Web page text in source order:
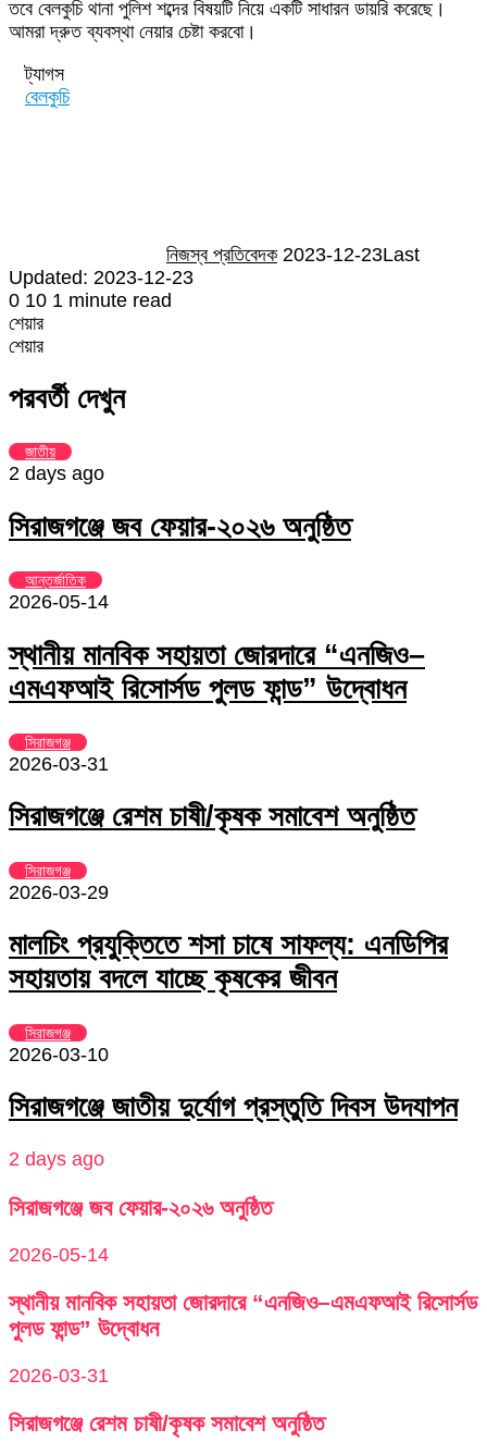
তবে বেলকুচি থানা পুলিশ শব্দের বিষয়টি নিয়ে একটি সাধারন ডায়রি করেছে।
আমরা দ্রুত ব্যবস্থা নেয়ার চেষ্টা করবো।
ট্যাগস
বেলকুচি
নিজস্ব প্রতিবেদক 2023-12-23Last
Updated: 2023-12-23
0 10 1 minute read
শেয়ার
Facebook
Twitter
LinkedIn
Skype
Messenger
Messenger
WhatsApp
Telegram
Share
Email
প্রিন্ট
শেয়ার
via
Email
পরবর্তী দেখুন
জাতীয়
2 days ago
সিরাজগঞ্জে জব ফেয়ার-২০২৬ অনুষ্ঠিত
আন্তর্জাতিক
2026-05-14
স্থানীয় মানবিক সহায়তা জোরদারে “এনজিও–
এমএফআই রিসোর্সড পুলড ফান্ড” উদ্বোধন
সিরাজগঞ্জ
2026-03-31
সিরাজগঞ্জে রেশম চাষী/কৃষক সমাবেশ অনুষ্ঠিত
সিরাজগঞ্জ
2026-03-29
মালচিং প্রযুক্তিতে শসা চাষে সাফল্য: এনডিপির
সহায়তায় বদলে যাচ্ছে কৃষকের জীবন
সিরাজগঞ্জ
2026-03-10
সিরাজগঞ্জে জাতীয় দুর্যোগ প্রস্তুতি দিবস উদযাপন
2 days ago
সিরাজগঞ্জে জব ফেয়ার-২০২৬ অনুষ্ঠিত
2026-05-14
স্থানীয় মানবিক সহায়তা জোরদারে “এনজিও–এমএফআই রিসোর্সড
পুলড ফান্ড” উদ্বোধন
2026-03-31
সিরাজগঞ্জে রেশম চাষী/কৃষক সমাবেশ অনুষ্ঠিত